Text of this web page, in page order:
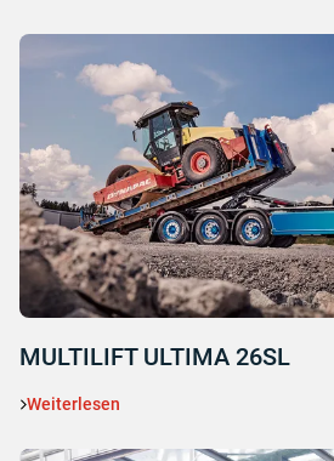
MULTILIFT ULTIMA 26SL
Weiterlesen